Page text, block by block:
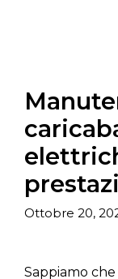
Ottobre 20,
Sappiamo